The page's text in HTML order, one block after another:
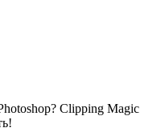
Clipping Magic